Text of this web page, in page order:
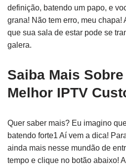
definição, batendo um papo, e
grana! Não tem erro, meu chapa!
que sua sala de estar pode se
galera.
Saiba Mais Sobre
Melhor IPTV
Quer saber mais? Eu imagino
batendo forte1 Aí vem a dica!
ainda mais nesse mundão de
tempo e clique no botão abaixo!